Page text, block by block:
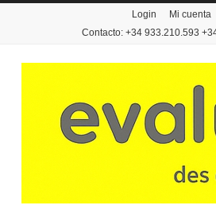
Login
Mi cuenta
Contacto: +34 933.210.593